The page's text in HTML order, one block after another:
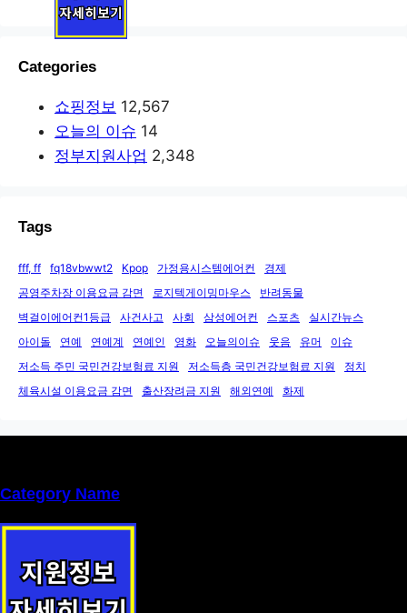
Categories
쇼핑정보 12,567
오늘의 이슈 14
정부지원사업 2,348
Tags
fff, ff fq18vbwwt2 Kpop 가정용시스템에어컨
경제
공영주차장 이용요금 감면
로지텍게이밍마우스
반려동물
벽걸이에어컨1등급
사건사고 사회 삼성에어컨 스포츠
실시간뉴스
아이돌
연예 연예계 연예인 영화 오늘의이슈 웃음 유머
이슈
저소득 주민 국민건강보험료 지원
저소득층 국민건강보험료 지원
정치
체육시설 이용요금 감면
출산장려금 지원 해외연예 화제
Category Name